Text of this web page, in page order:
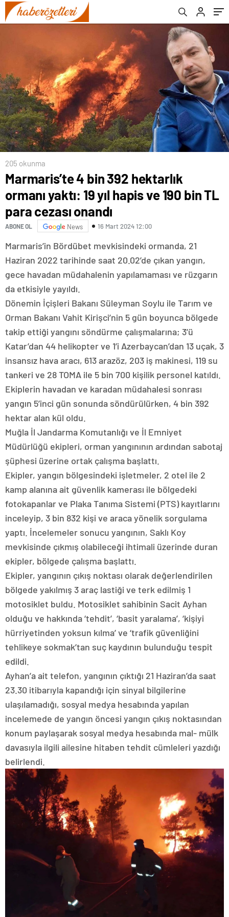
205 okunma
Marmaris’te 4 bin 392 hektarlık
ormanı yaktı: 19 yıl hapis ve 190 bin TL
para cezası onandı
ABONE OL News 16 Mart 2024 12:00
​Marmaris’in Bördübet mevkisindeki ormanda, 21
Haziran 2022 tarihinde saat 20.02’de çıkan yangın,
gece havadan müdahalenin yapılamaması ve rüzgarın
da etkisiyle yayıldı.
Dönemin İçişleri Bakanı Süleyman Soylu ile Tarım ve
Orman Bakanı Vahit Kirişci’nin 5 gün boyunca bölgede
takip ettiği yangını söndürme çalışmalarına; 3’ü
Katar’dan 44 helikopter ve 1’i Azerbaycan’dan 13 uçak, 3
insansız hava aracı, 613 arazöz, 203 iş makinesi, 119 su
tankeri ve 28 TOMA ile 5 bin 700 kişilik personel katıldı.
Ekiplerin havadan ve karadan müdahalesi sonrası
yangın 5’inci gün sonunda söndürülürken, 4 bin 392
hektar alan kül oldu.
Muğla İl Jandarma Komutanlığı ve İl Emniyet
Müdürlüğü ekipleri, orman yangınının ardından sabotaj
şüphesi üzerine ortak çalışma başlattı.
Ekipler, yangın bölgesindeki işletmeler, 2 otel ile 2
kamp alanına ait güvenlik kamerası ile bölgedeki
fotokapanlar ve Plaka Tanıma Sistemi (PTS) kayıtlarını
inceleyip, 3 bin 832 kişi ve araca yönelik sorgulama
yaptı. İncelemeler sonucu yangının, Saklı Koy
mevkisinde çıkmış olabileceği ihtimali üzerinde duran
ekipler, bölgede çalışma başlattı.
Ekipler, yangının çıkış noktası olarak değerlendirilen
bölgede yakılmış 3 araç lastiği ve terk edilmiş 1
motosiklet buldu. Motosiklet sahibinin Sacit Ayhan
olduğu ve hakkında ‘tehdit’, ‘basit yaralama’, ‘kişiyi
hürriyetinden yoksun kılma’ ve ‘trafik güvenliğini
tehlikeye sokmak’tan suç kaydının bulunduğu tespit
edildi.
Ayhan’a ait telefon, yangının çıktığı 21 Haziran’da saat
23.30 itibarıyla kapandığı için sinyal bilgilerine
ulaşılamadığı, sosyal medya hesabında yapılan
incelemede de yangın öncesi yangın çıkış noktasından
konum paylaşarak sosyal medya hesabında mal- mülk
davasıyla ilgili ailesine hitaben tehdit cümleleri yazdığı
belirlendi.